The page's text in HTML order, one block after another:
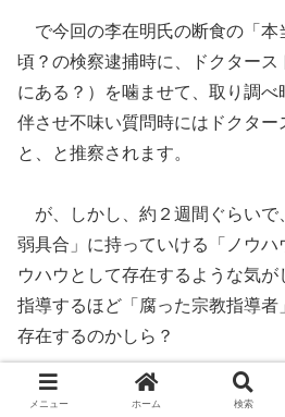
で今回の李在明氏の断食の「本
頃？の検察逮捕時に、ドクタース
にある？）を噛ませて、取り調べ
伴させ不味い質問時にはドクター
と、と推察されます。
が、しかし、約２週間ぐらいで
弱具合」に持っていける「ノウハ
ウハウとして存在するような気
指導するほど「腐った宗教指導者
存在するのかしら？
と言うか、それほどの「断食行
メニュー ホーム 検索